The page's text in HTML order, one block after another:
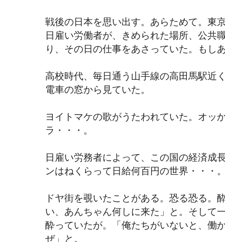
戦後の日本を思い出す。あらためて。東
日雇い労働者が、きめられた場所、公共
り、その日の仕事をあさっていた。もし
高校時代、毎日通う山手線の高田馬駅近
電車の窓から見ていた。
ヨイトマケの歌がうたわれていた。オッ
ラ・・・。
日雇い労務者によって、この国の経済成
ンはねくらって日給何百円の世界・・・
ドヤ街を覗いたことがある。恐る恐る。
い、あんちゃん何しに来た」と。そして
酔っていたが。「俺たちがいないと、働
ぜ」と。